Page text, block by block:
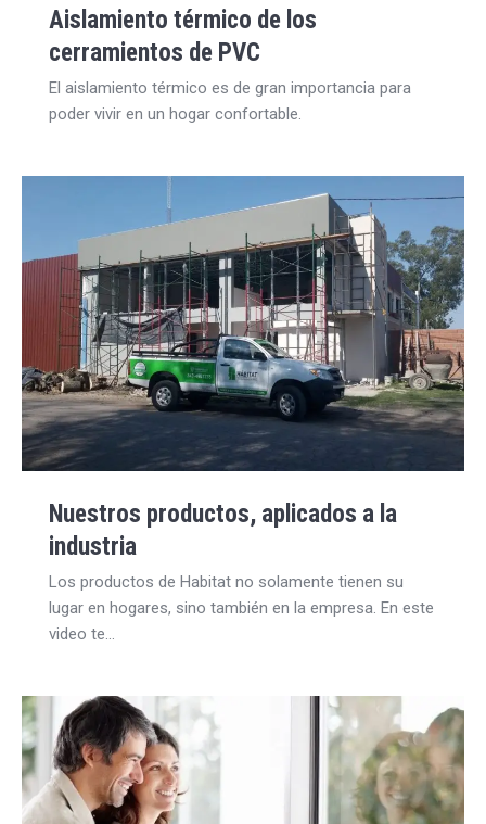
Aislamiento térmico de los
cerramientos de PVC
El aislamiento térmico es de gran importancia para
poder vivir en un hogar confortable.
Nuestros productos, aplicados a la
industria
Los productos de Habitat no solamente tienen su
lugar en hogares, sino también en la empresa. En este
video te…